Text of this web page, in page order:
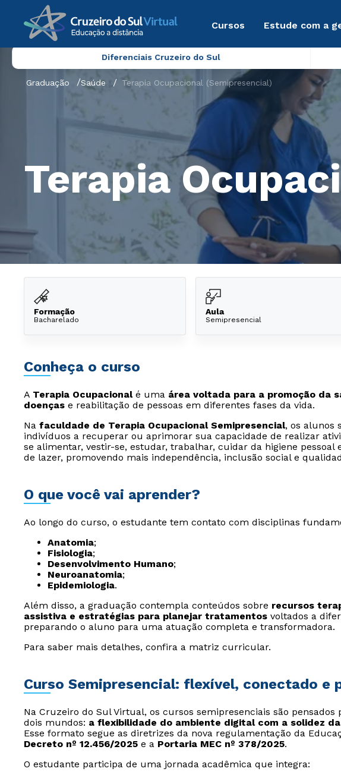
Cursos Estude com a
Diferenciais Cruzeiro do Sul
Graduação Saúde Terapia Ocupacional (Semipresencial)
Terapia
Formação
Bacharelado
Aula
Semipresencial
Conheça o curso
A Terapia Ocupacionalé uma área voltada para a promoção da
doenças e reabilitação de pessoas em diferentes fases da vida.
Na faculdade de Terapia Ocupacional Semipresencial, os alunos
indivíduos a recuperar ou aprimorar sua capacidade de realizar
se alimentar, vestir-se, estudar, trabalhar, cuidar da higiene pessoal
de lazer, promovendo mais independência, inclusão social e
O que você vai aprender?
Ao longo do curso, o estudante tem contato com disciplinas
Anatomia;
Fisiologia;
Desenvolvimento Humano;
Neuroanatomia;
Epidemiologia.
Além disso, a graduação contempla conteúdos sobre recursos
assistiva e estratégias para planejar tratamentos voltados a
preparando o aluno para uma atuação completa e transformadora.
Para saber mais detalhes, confira a matriz curricular.
Curso Semipresencial: flexível, conectado e
Na Cruzeiro do Sul Virtual, os cursos semipresenciais são
dois mundos: a flexibilidade do ambiente digital com a solidez
Esse formato segue as diretrizes da nova regulamentação da
Decreto nº 12.456/2025 e a Portaria MEC nº 378/2025.
O estudante participa de uma jornada acadêmica que integra: